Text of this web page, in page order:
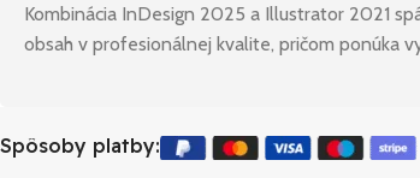
Kombinácia InDesign 2025 a Illustrator 2021
obsah v profesionálnej kvalite, pričom ponúka
Spôsoby platby: